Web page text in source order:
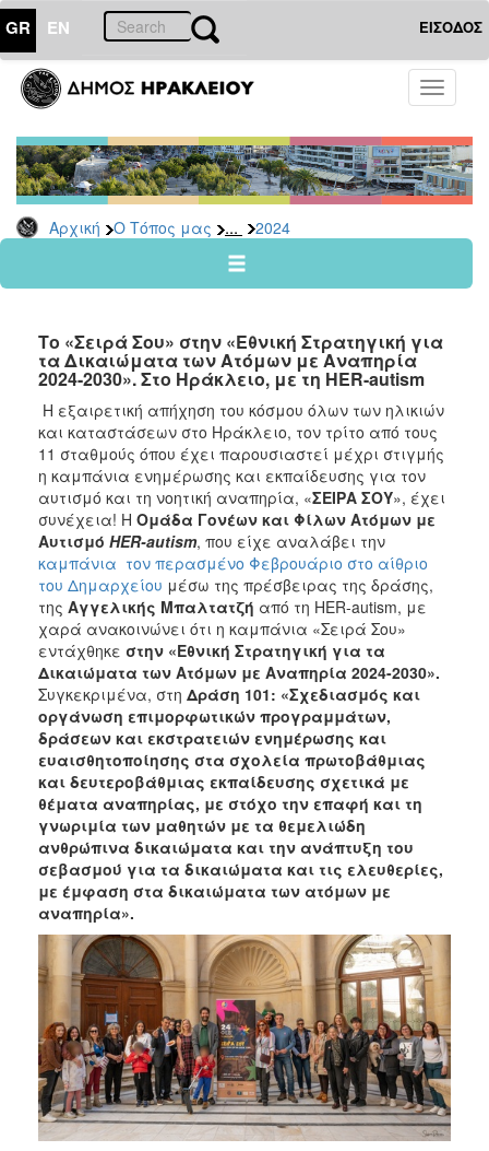
GR EN ΕΙΣΟΔΟΣ
Toggle
Αρχική Ο Τόπος μας ... 2024
ΤΟΠΟΣ
ΜΑΣ
Ανακοινώσεις
Αρχείο
2026
2024
2022
2021
2020
2019
2018
2017
2016
2015
2012
2011
ΔΗΜΟΣ
ΠΟΛΙΤΙΣΜΟΣ
ΑΝΘΕΚΤΙΚΗ
ΠΟΛΗ
Το «Σειρά Σου» στην «Εθνική Στρατηγική για
τα Δικαιώματα των Ατόμων με Αναπηρία
2024-2030». Στο Ηράκλειο, με τη HER-autism
Η εξαιρετική απήχηση του κόσμου όλων των ηλικιών
και καταστάσεων στο Ηράκλειο, τον τρίτο από τους
11 σταθμούς όπου έχει παρουσιαστεί μέχρι στιγμής
η καμπάνια ενημέρωσης και εκπαίδευσης για τον
αυτισμό και τη νοητική αναπηρία, «ΣΕΙΡΑ ΣΟΥ», έχει
συνέχεια! Η Ομάδα Γονέων και Φίλων Ατόμων με
Αυτισμό HER-autism, που είχε αναλάβει την
καμπάνια τον περασμένο Φεβρουάριο στο αίθριο
του Δημαρχείου μέσω της πρέσβειρας της δράσης,
της Αγγελικής Μπαλτατζή από τη HER-autism, με
χαρά ανακοινώνει ότι η καμπάνια «Σειρά Σου»
εντάχθηκε στην «Εθνική Στρατηγική για τα
Δικαιώματα των Ατόμων με Αναπηρία 2024-2030».
Συγκεκριμένα, στη Δράση 101: «Σχεδιασμός και
οργάνωση επιμορφωτικών προγραμμάτων,
δράσεων και εκστρατειών ενημέρωσης και
ευαισθητοποίησης στα σχολεία πρωτοβάθμιας
και δευτεροβάθμιας εκπαίδευσης σχετικά με
θέματα αναπηρίας, με στόχο την επαφή και τη
γνωριμία των μαθητών με τα θεμελιώδη
ανθρώπινα δικαιώματα και την ανάπτυξη του
σεβασμού́ για τα δικαιώματα και τις ελευθερίες,
με έμφαση στα δικαιώματα των ατόμων με
αναπηρία».